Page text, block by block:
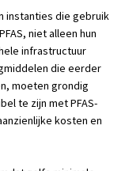
instanties die gebruik
niet alleen hun
infrastructuur
die eerder
moeten grondig
te zijn met PFAS-
kosten en